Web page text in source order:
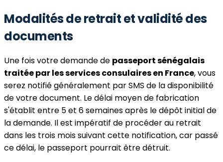
Modalités de retrait et validité des
documents
Une fois votre demande de passeport sénégalais
traitée par les services consulaires en France, vous
serez notifié généralement par SMS de la disponibilité
de votre document. Le délai moyen de fabrication
s'établit entre 5 et 6 semaines après le dépôt initial de
la demande. Il est impératif de procéder au retrait
dans les trois mois suivant cette notification, car passé
ce délai, le passeport pourrait être détruit.